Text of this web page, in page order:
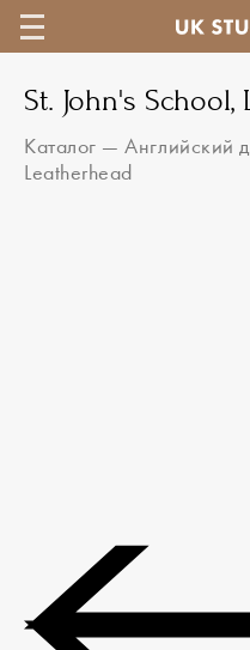
St. John's School,
Каталог —Английский
Leatherhead